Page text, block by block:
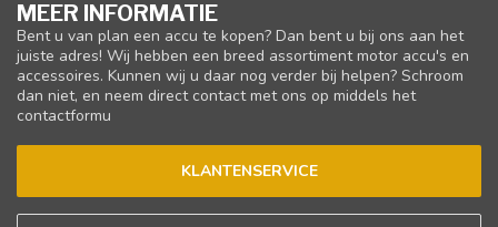
MEER INFORMATIE
Bent u van plan een accu te kopen? Dan bent u bij ons aan het
juiste adres! Wij hebben een breed assortiment motor accu's en
accessoires. Kunnen wij u daar nog verder bij helpen? Schroom
dan niet, en neem direct contact met ons op middels het
contactformu
KLANTENSERVICE